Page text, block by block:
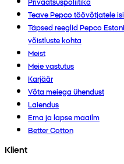
Teave Pepco töövõtjatele
Täpsed reeglid Pepco
võistluste kohta
Meist
Meie vastutus
Karjäär
Võta meiega ühendust
Laiendus
Ema ja lapse maailm
Better Cotton
Klient